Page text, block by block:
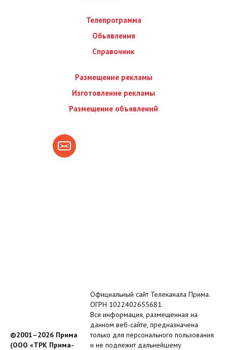
Телепрограмма
Обьявления
Справочник
Размещение рекламы
Изготовление рекламы
Размещение объявлений
©2001–2026 Прима
(ООО «ТРК Прима-
Официальный сайт Телеканала Прима.
ОГРН 1022402655681.
Вся информация, размещенная на
данном веб-сайте, предназначена
только для персонального пользования
и не подлежит дальнейшему